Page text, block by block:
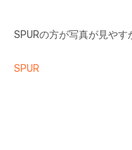
SPURの方が写真が見やす
SPUR